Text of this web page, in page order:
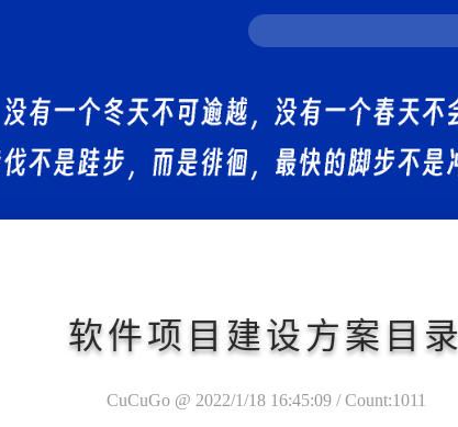
软件项目建设方案目录
CuCuGo @ 2022/1/18 16:45:09 / Count:1011